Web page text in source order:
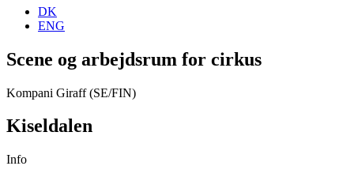
DK
ENG
Scene og arbejdsrum for cirkus
Kompani Giraff (SE/FIN)
Kiseldalen
Info